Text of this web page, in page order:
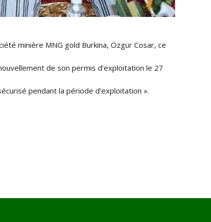
minière MNG gold Burkina, Özgür Cosar, ce
de son permis d’exploitation le 27
pendant la période d’exploitation ».